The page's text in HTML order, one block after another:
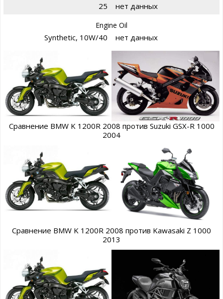
25 нет данных
Engine Oil
Synthetic, 10W/40 нет данных
Сравнение BMW K 1200R 2008 против Suzuki GSX-R 1000
2004
Сравнение BMW K 1200R 2008 против Kawasaki Z 1000
2013